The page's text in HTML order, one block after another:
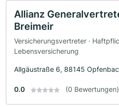
Allianz
Breimeir
Versicherungsvertreter ·
Lebensversicherung
Allgäustraße 6, 88145
0.0 (0 Bewertungen)